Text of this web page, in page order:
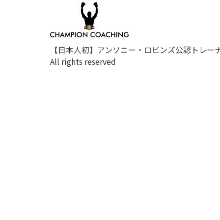
【日本人初】アンソニー・ロビンズ公認トレー
All rights reserved